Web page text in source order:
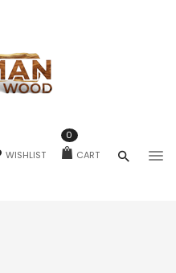
WISHLIST CART
0